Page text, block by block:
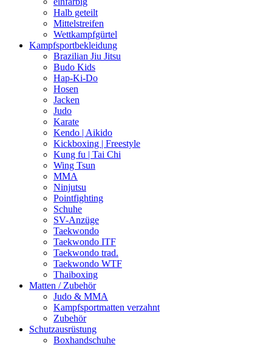
Halb geteilt
Mittelstreifen
Wettkampfgürtel
Kampfsportbekleidung
Brazilian Jiu Jitsu
Budo Kids
Hap-Ki-Do
Hosen
Jacken
Judo
Karate
Kendo | Aikido
Kickboxing | Freestyle
Kung fu | Tai Chi
Wing Tsun
MMA
Ninjutsu
Pointfighting
Schuhe
SV-Anzüge
Taekwondo
Taekwondo ITF
Taekwondo trad.
Taekwondo WTF
Thaiboxing
Matten / Zubehör
Judo & MMA
Kampfsportmatten verzahnt
Zubehör
Schutzausrüstung
Boxhandschuhe